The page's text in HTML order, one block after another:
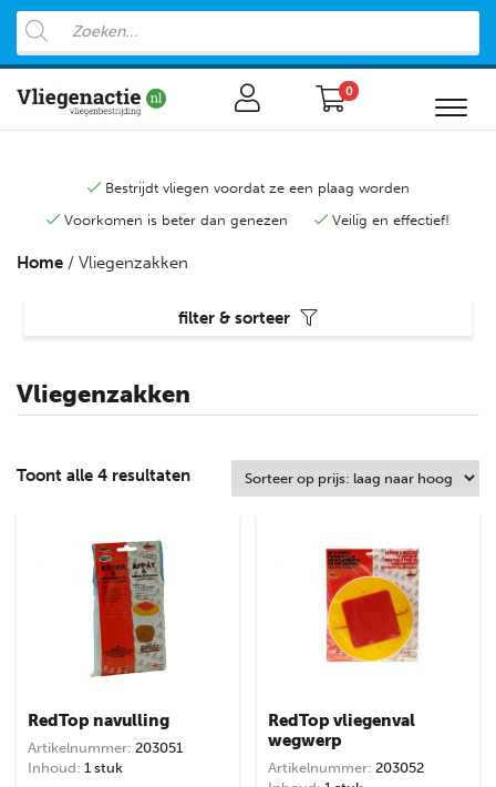
0
Bestrijdt vliegen voordat ze een plaag worden
Voorkomen is beter dan genezen
Veilig en effectief!
Vliegenzakken
Toont alle 4 resultaten
RedTop navulling
Artikelnummer: 203051
Inhoud: 1 stuk
RedTop vliegenval
wegwerp
Artikelnummer: 203052
Home / Vliegenzakken
filter & sorteer